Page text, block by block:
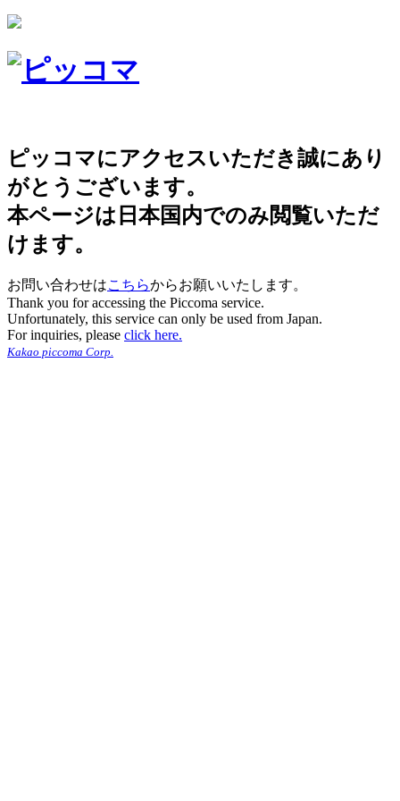
ピッコマにアクセスいただき誠にあり
がとうございます。
本ページは日本国内でのみ閲覧いただ
けます。
お問い合わせはこちらからお願いいたします。
Thank you for accessing the Piccoma service.
Unfortunately, this service can only be used from Japan.
For inquiries, please click here.
Kakao piccoma Corp.